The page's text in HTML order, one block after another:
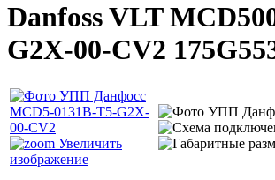
Danfoss VLT
G2X-00-CV2
Увеличить
изображение